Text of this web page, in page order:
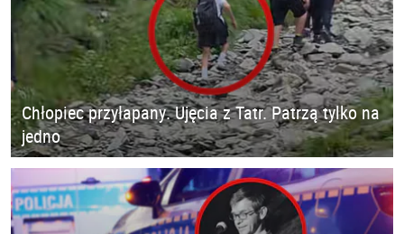
Chłopiec przyłapany. Ujęcia z Tatr. Patrzą tylko na
jedno